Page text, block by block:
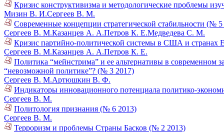
Кризис конструктивизма и методологические проблемы
Мизин В. И.Сергеев В. М.
Современные концепции стратегической стабильности (№ 5
Сергеев В. М.Казанцев А. А.Петров К. Е.Медведева С. М.
Кризис партийно-политической системы в США и странах
Сергеев В. М.Казанцев А. А.Петров К. Е.
Политика “мейнстрима” и ее альтернативы в современном
“невозможной политике”? (№ 3 2017)
Сергеев В. М.Артюшкин В. Ф.
Индикаторы инновационного потенциала политико-
Сергеев В. М.
Политология признания (№ 6 2013)
Сергеев В. М.
Терроризм и проблемы Страны Басков (№ 2 2013)